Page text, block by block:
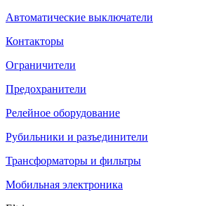
Автоматические выключатели
Контакторы
Ограничители
Предохранители
Релейное оборудование
Рубильники и разъединители
Трансформаторы и фильтры
Мобильная электроника